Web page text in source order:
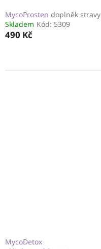
MycoProsten doplněk stravy
Skladem Kód: 5309
490 Kč
MycoDetox